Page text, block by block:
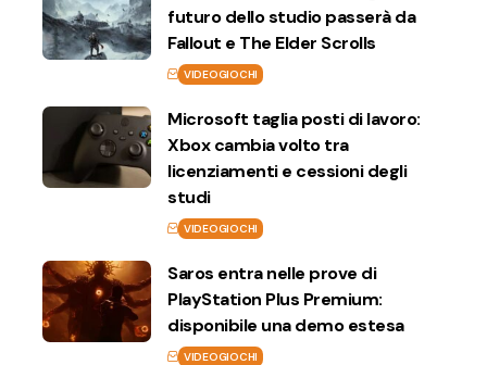
futuro dello studio passerà da
Fallout e The Elder Scrolls
VIDEOGIOCHI
Microsoft taglia posti di lavoro:
Xbox cambia volto tra
licenziamenti e cessioni degli
studi
VIDEOGIOCHI
Saros entra nelle prove di
PlayStation Plus Premium:
disponibile una demo estesa
VIDEOGIOCHI